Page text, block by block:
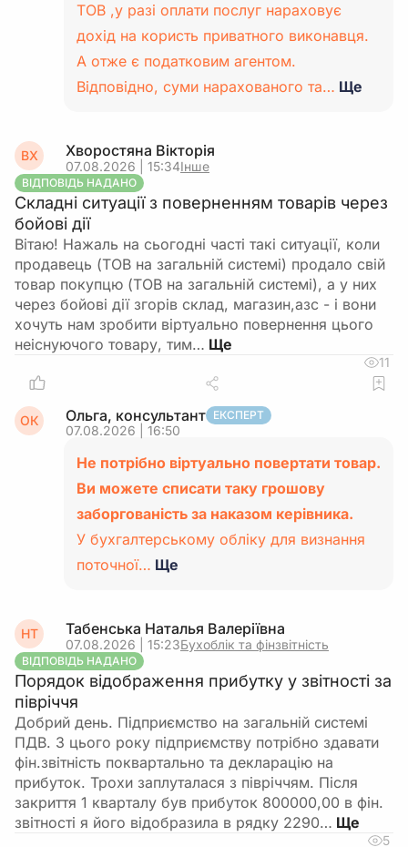
ТОВ ,у разі оплати послуг нараховує
дохід на користь приватного виконавця.
А отже є податковим агентом.
Відповідно, суми нарахованого та… Ще
ВХ Хворостяна Вікторія
07.08.2026 | 15:34Інше
ВІДПОВІДЬ НАДАНО
Складні ситуації з поверненням товарів через
бойові дії
Вітаю! Нажаль на сьогодні часті такі ситуації, коли
продавець (ТОВ на загальній системі) продало свій
товар покупцю (ТОВ на загальній системі), а у них
через бойові дії згорів склад, магазин,азс - і вони
хочуть нам зробити віртуально повернення цього
неіснуючого товару, тим…
11
ОК Ольга, консультант ЕКСПЕРТ
07.08.2026 | 16:50
Не потрібно віртуально повертати товар.
Ви можете списати таку грошову
заборгованість за наказом керівника.
У бухгалтерському обліку для визнання
поточної… Ще
НТ Табенська Наталья Валеріївна
07.08.2026 | 15:23Бухоблік та фінзвітність
ВІДПОВІДЬ НАДАНО
Порядок відображення прибутку у звітності за
півріччя
Добрий день. Підприємство на загальній системі
ПДВ. З цього року підприємству потрібно здавати
фін.звітність поквартально та декларацію на
прибуток. Трохи заплуталася з півріччям. Після
закриття 1 кварталу був прибуток 800000,00 в фін.
звітності я його відобразила в рядку 2290…
5